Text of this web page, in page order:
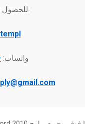
للحصول على الدعم الفني:
واتساب: